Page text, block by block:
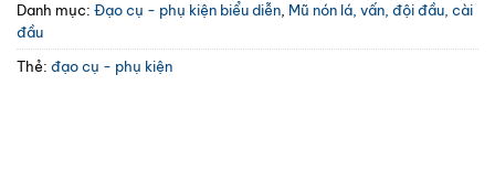
Danh mục: Đạo cụ - phụ kiện biểu diễn Mũ nón lá, vấn, đội đầu, cài
đầu
Thẻ: đạo cụ - phụ kiện